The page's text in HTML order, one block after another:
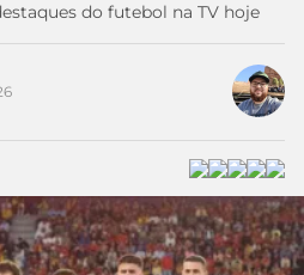
do futebol na TV hoje